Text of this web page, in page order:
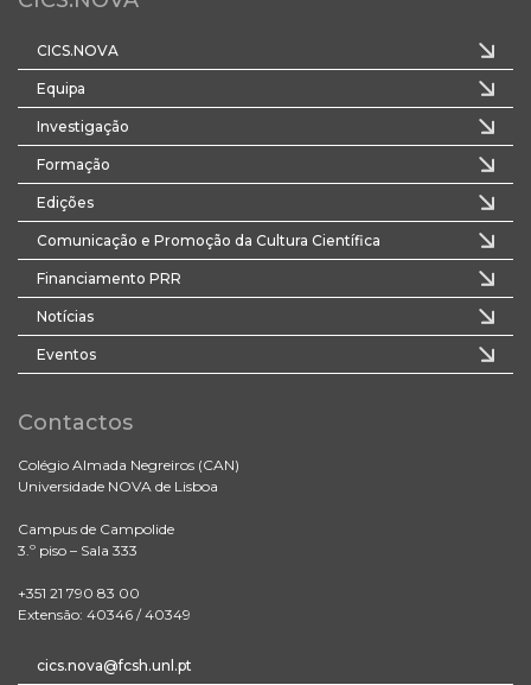
CICS.NOVA
Equipa
Investigação
Formação
Edições
Comunicação e Promoção da Cultura Científica
Financiamento PRR
Notícias
Eventos
Contactos
Colégio Almada Negreiros (CAN)
Universidade NOVA de Lisboa
Campus de Campolide
3.º piso – Sala 333
+351 21 790 83 00
Extensão: 40346 / 40349
cics.nova@fcsh.unl.pt